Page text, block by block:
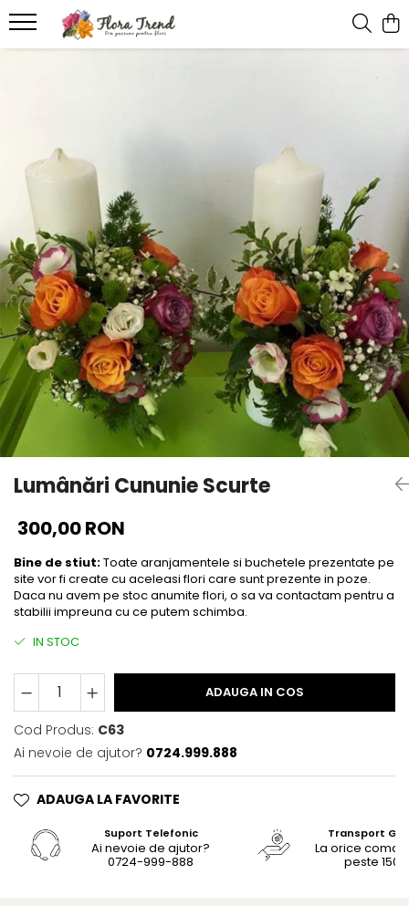
Lumânări Cununie Scurte
300,00 RON
Bine de stiut:Toate aranjamentele si buchetele prezentate pe
site vor fi create cu aceleasi flori care sunt prezente in poze.
Daca nu avem pe stoc anumite flori, o sa va contactam pentru a
stabilii impreuna cu ce putem schimba.
IN STOC
ADAUGA IN COS
Cod Produs: C63
Ai nevoie de ajutor? 0724.999.888
ADAUGA LA FAVORITE
Suport Telefonic
Ai nevoie de ajutor?
0724-999-888
Transport
La orice
peste